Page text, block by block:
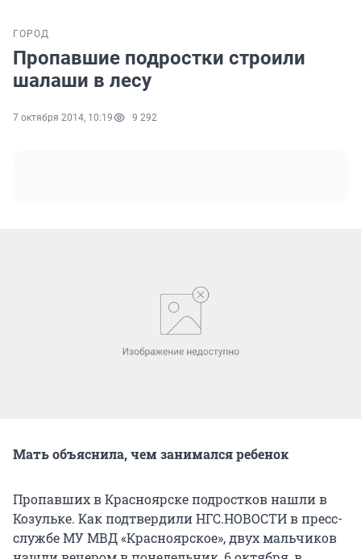
ГОРОД
Пропавшие подростки строили
шалаши в лесу
7 октября 2014, 10:19 9 292
Мать объяснила, чем занимался ребенок
Пропавших в Красноярске подростков нашли в
Козульке. Как подтвердили НГС.НОВОСТИ в пресс-
службе МУ МВД «Красноярское», двух мальчиков